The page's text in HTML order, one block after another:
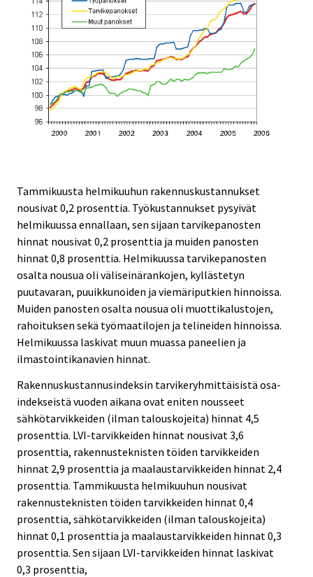
Tammikuusta helmikuuhun rakennuskustannukset
nousivat 0,2 prosenttia. Työkustannukset pysyivät
helmikuussa ennallaan, sen sijaan tarvikepanosten
hinnat nousivat 0,2 prosenttia ja muiden panosten
hinnat 0,8 prosenttia. Helmikuussa tarvikepanosten
osalta nousua oli väliseinärankojen, kyllästetyn
puutavaran, puuikkunoiden ja viemäriputkien hinnoissa.
Muiden panosten osalta nousua oli muottikalustojen,
rahoituksen sekä työmaatilojen ja telineiden hinnoissa.
Helmikuussa laskivat muun muassa paneelien ja
ilmastointikanavien hinnat.
Rakennuskustannusindeksin tarvikeryhmittäisistä osa-
indekseistä vuoden aikana ovat eniten nousseet
sähkötarvikkeiden (ilman talouskojeita) hinnat 4,5
prosenttia. LVI-tarvikkeiden hinnat nousivat 3,6
prosenttia, rakennusteknisten töiden tarvikkeiden
hinnat 2,9 prosenttia ja maalaustarvikkeiden hinnat 2,4
prosenttia. Tammikuusta helmikuuhun nousivat
rakennusteknisten töiden tarvikkeiden hinnat 0,4
prosenttia, sähkötarvikkeiden (ilman talouskojeita)
hinnat 0,1 prosenttia ja maalaustarvikkeiden hinnat 0,3
prosenttia. Sen sijaan LVI-tarvikkeiden hinnat laskivat
0,3 prosenttia,